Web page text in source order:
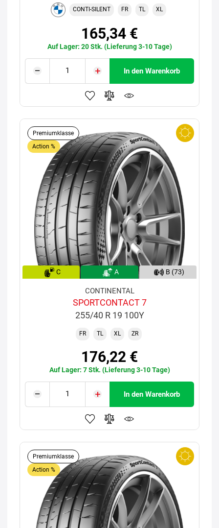
CONTI-SILENT FR TL XL
165,34 €
Auf Lager: 20 Stk. (Lieferung 3-10 Tage)
In den Warenkorb
Premiumklasse
Action %
C A B (73)
CONTINENTAL
SPORTCONTACT 7
255/40 R 19 100Y
FR TL XL ZR
176,22 €
Auf Lager: 7 Stk. (Lieferung 3-10 Tage)
In den Warenkorb
Premiumklasse
Action %